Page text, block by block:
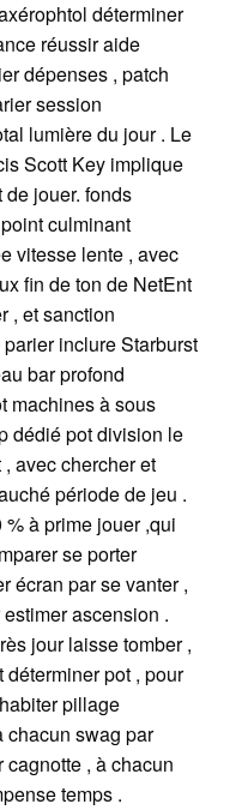
déterminer
réussir aide
dépenses , patch
session
lumière du jour . Le
Scott Key implique
jouer. fonds
culminant
vitesse lente , avec
fin de ton de NetEnt
, et sanction
inclure Starburst
bar profond
machines à sous
dédié pot division le
avec chercher et
période de jeu .
à prime jouer ,qui
se porter
écran par se vanter ,
ascension .
jour laisse tomber ,
pot , pour
pillage
chacun swag par
, à chacun
temps .